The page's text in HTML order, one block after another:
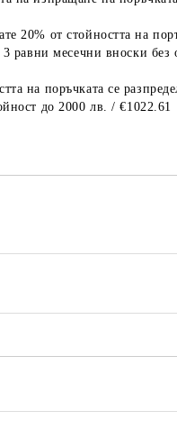
20% от стойността на
3 равни месечни вноски
на поръчката се
до 2000 лв. / €1022.61